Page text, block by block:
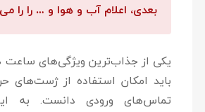
بعدی، اعلام آب و هوا و … را را می‌‎دهد.
باید امکان استفاده از ژست‌های
تماس‌های ورودی دانست. به